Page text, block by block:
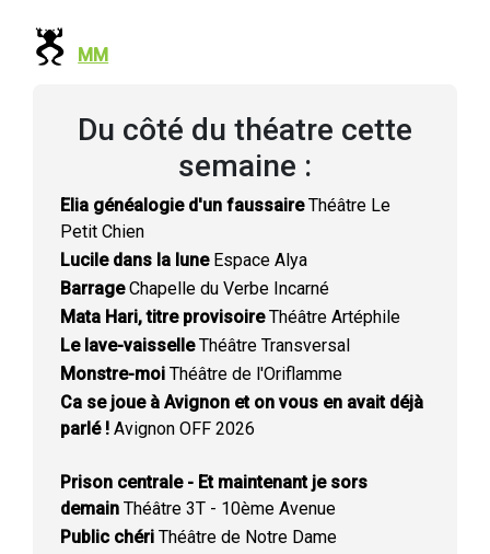
MM
Du côté du théatre cette
semaine :
Elia généalogie d'un faussaireThéâtre Le
Petit Chien
Lucile dans la luneEspace Alya
BarrageChapelle du Verbe Incarné
Mata Hari, titre provisoireThéâtre Artéphile
Le lave-vaisselleThéâtre Transversal
Monstre-moi Théâtre de l'Oriflamme
Ca se joue à Avignon et on vous en avait déjà
parlé ! Avignon OFF 2026
Prison centrale - Et maintenant je sors
demain Théâtre 3T - 10ème Avenue
Public chéri Théâtre de Notre Dame